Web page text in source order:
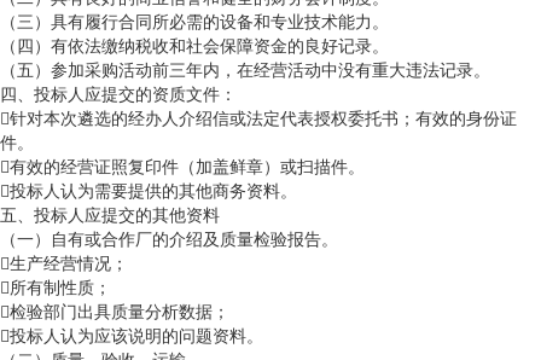
（三）具有履行合同所必需的设备和专业技术能力。
（四）有依法缴纳税收和社会保障资金的良好记录。
（五）参加采购活动前三年内，在经营活动中没有重大违法记录。
四、投标人应提交的资质文件：
针对本次遴选的经办人介绍信或法定代表授权委托书；有效的身份证
件。
有效的经营证照复印件（加盖鲜章）或扫描件。
投标人认为需要提供的其他商务资料。
五、投标人应提交的其他资料
（一）自有或合作厂的介绍及质量检验报告。
生产经营情况；
所有制性质；
检验部门出具质量分析数据；
投标人认为应该说明的问题资料。